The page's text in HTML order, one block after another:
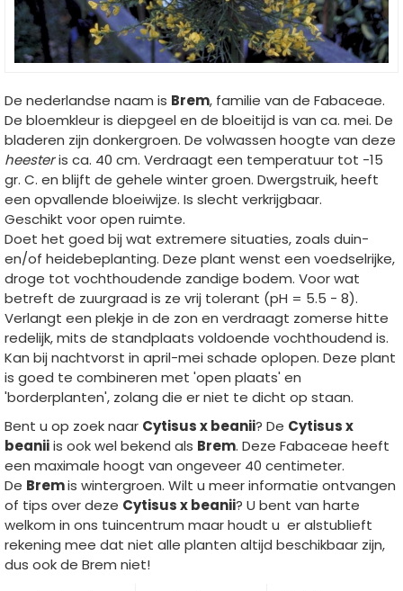
De nederlandse naam is Brem, familie van de Fabaceae.
De bloemkleur is diepgeel en de bloeitijd is van ca. mei. De
bladeren zijn donkergroen. De volwassen hoogte van deze
heesteris ca. 40 cm. Verdraagt een temperatuur tot -15
gr. C. en blijft de gehele winter groen. Dwergstruik, heeft
een opvallende bloeiwijze. Is slecht verkrijgbaar.
Geschikt voor open ruimte.
Doet het goed bij wat extremere situaties, zoals duin-
en/of heidebeplanting. Deze plant wenst een voedselrijke,
droge tot vochthoudende zandige bodem. Voor wat
betreft de zuurgraad is ze vrij tolerant (pH = 5.5 - 8).
Verlangt een plekje in de zon en verdraagt zomerse hitte
redelijk, mits de standplaats voldoende vochthoudend is.
Kan bij nachtvorst in april-mei schade oplopen. Deze plant
is goed te combineren met 'open plaats' en
'borderplanten', zolang die er niet te dicht op staan.
Bent u op zoek naar Cytisus x beanii? De Cytisus x
beaniiis ook wel bekend als Brem. Deze Fabaceae heeft
een maximale hoogt van ongeveer 40 centimeter.
De Bremis wintergroen. Wilt u meer informatie ontvangen
of tips over deze Cytisus x beanii? U bent van harte
welkom in ons tuincentrum maar houdt u er alstublieft
rekening mee dat niet alle planten altijd beschikbaar zijn,
dus ook de Brem niet!